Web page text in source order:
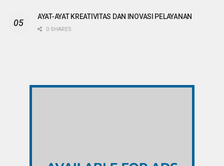
AYAT-AYAT KREATIVITAS DAN INOVASI PELAYANAN
0 SHARES